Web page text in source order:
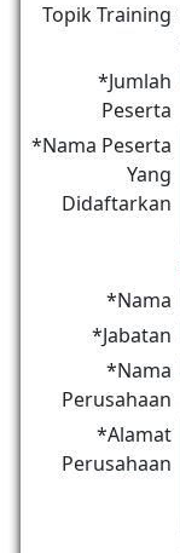
Topik Training
*Jumlah
Peserta
*Nama Peserta
Yang
Didaftarkan
*Nama
*Jabatan
*Nama
Perusahaan
*Alamat
Perusahaan